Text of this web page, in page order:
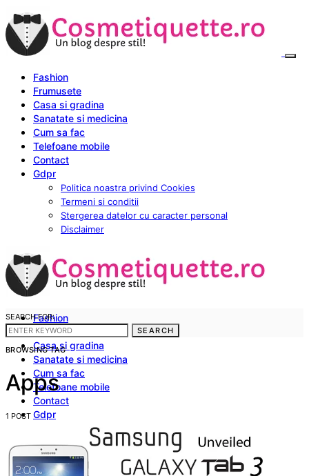
Fashion
Frumusete
Casa si gradina
Sanatate si medicina
Cum sa fac
Telefoane mobile
Contact
Gdpr
Politica noastra privind Cookies
Termeni si conditii
Stergerea datelor cu caracter personal
Disclaimer
Fashion
Frumusete
Casa si gradina
Sanatate si medicina
Cum sa fac
Telefoane mobile
Contact
Gdpr
Politica noastra privind Cookies
Termeni si conditii
Stergerea datelor cu caracter personal
Disclaimer
SEARCH FOR:
SEARCH
BROWSING TAG
Apps
1 POST